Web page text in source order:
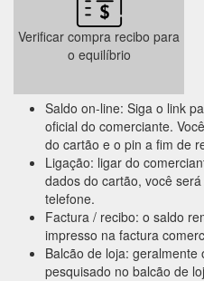
Verificar compra recibo para
o equilíbrio
Saldo on-line: Siga o link
oficial do comerciante.
do cartão e o pin a fim de
Ligação: ligar do
dados do cartão, você
telefone.
Factura / recibo: o saldo
impresso na factura
Balcão de loja:
pesquisado no balcão de